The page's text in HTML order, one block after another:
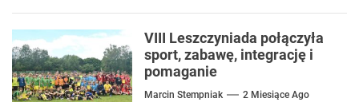
VIII Leszczyniada połączyła
sport, zabawę, integrację i
pomaganie
Marcin Stempniak 2 Miesiące Ago